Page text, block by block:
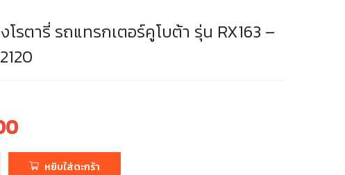
รตารี่ รถแทรกเตอร์คูโบต้า รุ่น RX163 –
หยิบใส่ตะกร้า